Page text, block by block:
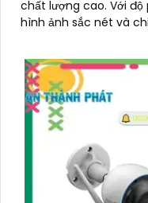
chất lượng cao. Với độ phân giải 2K và 3MP, nó cung cấp
hình ảnh sắc nét và